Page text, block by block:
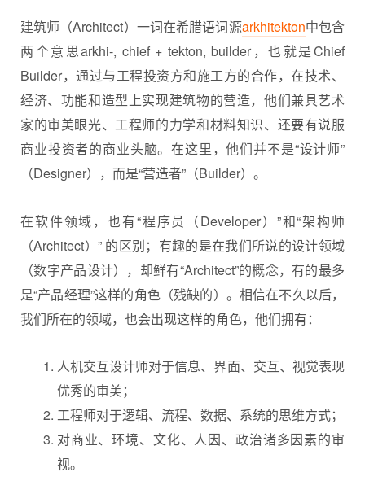
建筑师（Architect）一词在希腊语词源arkhitekton中包含
两个意思arkhi-, chief + tekton, builder，也就是Chief
Builder，通过与工程投资方和施工方的合作，在技术、
经济、功能和造型上实现建筑物的营造，他们兼具艺术
家的审美眼光、工程师的力学和材料知识、还要有说服
商业投资者的商业头脑。在这里，他们并不是“设计师”
（Designer），而是“营造者”（Builder）。
在软件领域，也有“程序员（Developer）”和“架构师
（Architect）” 的区别；有趣的是在我们所说的设计领域
（数字产品设计），却鲜有“Architect”的概念，有的最多
是“产品经理”这样的角色（残缺的）。相信在不久以后，
我们所在的领域，也会出现这样的角色，他们拥有：
人机交互设计师对于信息、界面、交互、视觉表现
优秀的审美；
工程师对于逻辑、流程、数据、系统的思维方式；
对商业、环境、文化、人因、政治诸多因素的审
视。